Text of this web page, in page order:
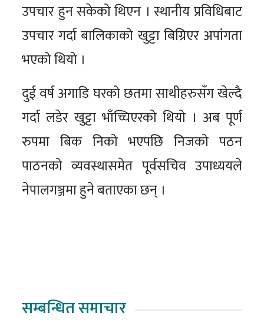
उपचार हुन सकेको थिएन । स्थानीय प्रविधिबाट
उपचार गर्दा बालिकाको खुट्टा बिग्रिएर अपांगता
भएको थियो ।
दुई वर्ष अगाडि घरको छतमा साथीहरुसँग खेल्दै
गर्दा लडेर खुट्टा भाँच्चिएरको थियो । अब पूर्ण
रुपमा बिक निको भएपछि निजको पठन
पाठनको व्यवस्थासमेत पूर्वसचिव उपाध्ययले
नेपालगञ्जमा हुने बताएका छन् ।
सम्बन्धित समाचार